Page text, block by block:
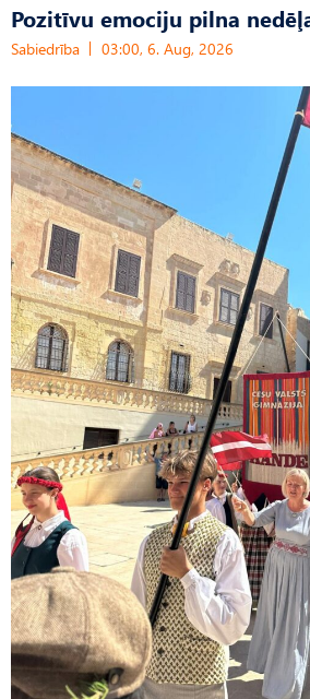
Pozitīvu emociju pilna
Sabiedrība 03:00, 6. Aug, 2026